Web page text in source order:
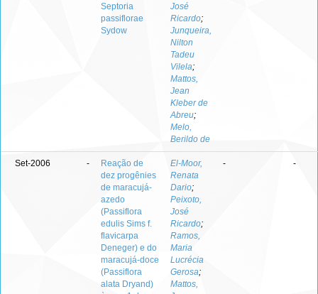
Septoria
passiflorae
Sydow
José
Ricardo;
Junqueira,
Nilton
Tadeu
Vilela;
Mattos,
Jean
Kleber de
Abreu;
Melo,
Berildo de
Set-2006 -
Reação de
dez progênies
de maracujá-
azedo
(Passiflora
edulis Sims f.
flavicarpa
Deneger) e do
maracujá-doce
(Passiflora
alata Dryand)
El-Moor,
Renata
Dario;
Peixoto,
José
Ricardo;
Ramos,
Maria
Lucrécia
Gerosa;
Mattos,
- -